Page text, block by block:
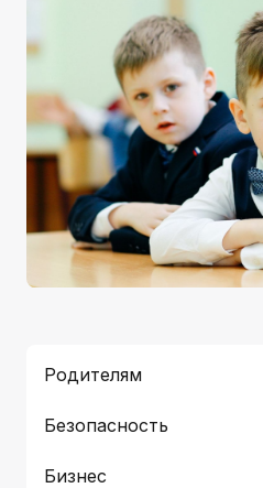
Родителям
Безопасность
Бизнес